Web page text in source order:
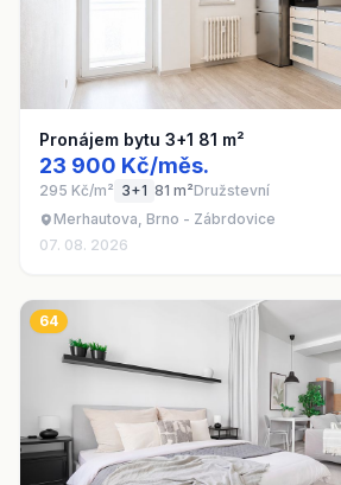
Pronájem bytu 3+1 81 m²
23 900 Kč/měs.
295 Kč/m² 3+1 81 m²Družstevní
Merhautova, Brno - Zábrdovice
07. 08. 2026
64